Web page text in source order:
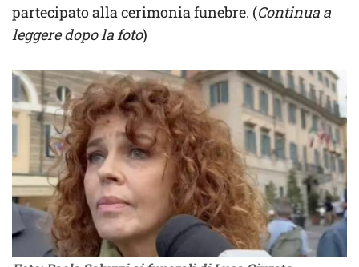
partecipato alla cerimonia funebre. (Continua a
leggere dopo la foto)